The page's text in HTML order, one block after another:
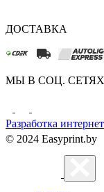
ДОСТАВКА
МЫ В СОЦ. СЕТЯХ
Разработка
© 2024 Easyprint.by